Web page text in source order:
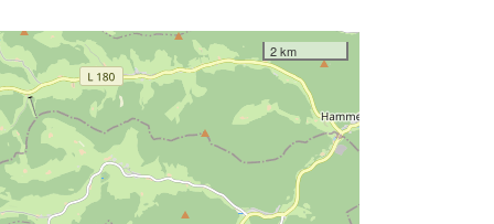
2 km